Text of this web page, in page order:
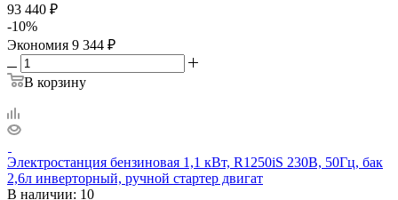
93 440 ₽
-10%
Экономия 9 344 ₽
В корзину
Электростанция бензиновая 1,1 кВт, R1250iS 230В, 50Гц, бак
2,6л инверторный, ручной стартер двигат
В наличии: 10